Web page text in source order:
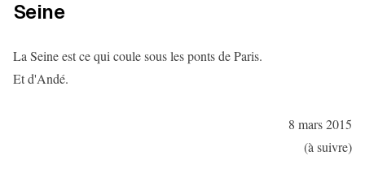
Seine
La Seine est ce qui coule sous les ponts de Paris.
Et d'Andé.
8 mars 2015
(à suivre)